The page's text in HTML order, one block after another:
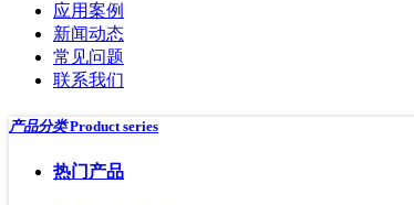
应用案例
新闻动态
常见问题
联系我们
产品分类 Product series
热门产品